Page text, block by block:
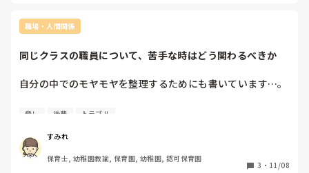
視野に入れても良いのではないでしょうか。
職場・人間関係
同じクラスの職員について、苦手な時はどう関わるべきか
自分の中でのモヤモヤを整理するためにも書いています…。
現在、幼児クラスを正規職員2名、非常勤職員（資格無し）1
せん）
組んでいる正規職員の方への苦手意識がどうしても拭えず、
脅し 後輩 トラブル
すみれ
保育士, 幼稚園教諭, 保育園, 幼稚園, 認可保育園
3 ・ 11/08